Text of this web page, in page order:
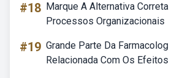
#18 Marque A Alternativa
Processos Organizacionais
#19 Grande Parte Da
Relacionada Com Os Efeitos